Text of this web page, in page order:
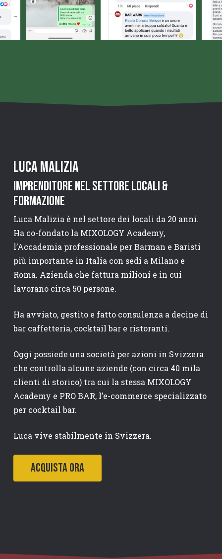
Luca Malizia
Imprenditore nel settore locali &
Formazione
Luca Malizia è nel settore dei locali da 20 anni.
Ha co-fondato la MIXOLOGY Academy,
l’Accademia professionale per Barman e Baristi
più importante in Italia con sedi a Milano e
Roma. Azienda che fattura milioni e in cui
lavorano circa 50 persone.
Ha avviato, gestito e fatto consulenza a decine di
bar caffetteria, cocktail bar e ristoranti.
Oggi possiede una società per azioni in Svizzera
che controlla alcune aziende (con circa 40 mila
clienti di storico) tra cui la stessa MIXOLOGY
Academy e PRO BAR, l’e-commerce specializzato
per cocktail bar.
Luca vive stabilmente in Svizzera.
Acquista ora